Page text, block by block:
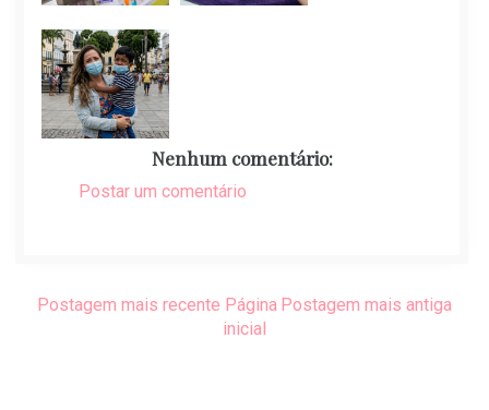
Nenhum comentário:
Postar um comentário
Postagem mais recente Postagem mais antiga
Página
inicial